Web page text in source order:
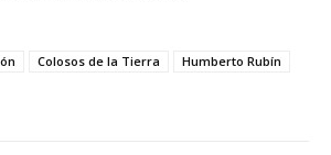
Colosos de la Tierra
Humberto Rubín